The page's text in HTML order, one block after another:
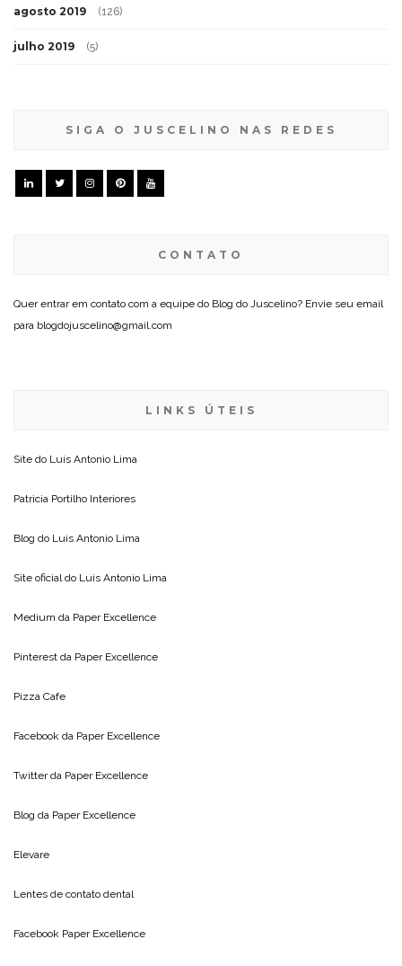
agosto 2019 (126)
julho 2019 (5)
SIGA O JUSCELINO NAS REDES
CONTATO
Quer entrar em contato com a equipe do Blog do Juscelino? Envie seu email
para blogdojuscelino@gmail.com
LINKS ÚTEIS
Site do Luis Antonio Lima
Patricia Portilho Interiores
Blog do Luis Antonio Lima
Site oficial do Luis Antonio Lima
Medium da Paper Excellence
Pinterest da Paper Excellence
Pizza Cafe
Facebook da Paper Excellence
Twitter da Paper Excellence
Blog da Paper Excellence
Elevare
Lentes de contato dental
Facebook Paper Excellence